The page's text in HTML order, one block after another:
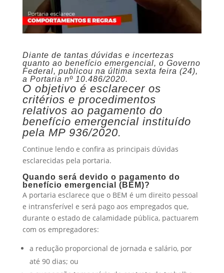
Diante de tantas dúvidas e incertezas
quanto ao benefício emergencial, o Governo
Federal, publicou na última sexta feira (24),
a Portaria nº 10.486/2020.
O objetivo é esclarecer os
critérios e procedimentos
relativos ao pagamento do
benefício emergencial instituído
pela MP 936/2020.
Continue lendo e confira as principais dúvidas
esclarecidas pela portaria.
Quando será devido o pagamento do
benefício emergencial (BEM)?
A portaria esclarece que o BEM é um direito pessoal
e intransferível e será pago aos empregados que,
durante o estado de calamidade pública, pactuarem
com os empregadores:
a redução proporcional de jornada e salário, por
até 90 dias; ou